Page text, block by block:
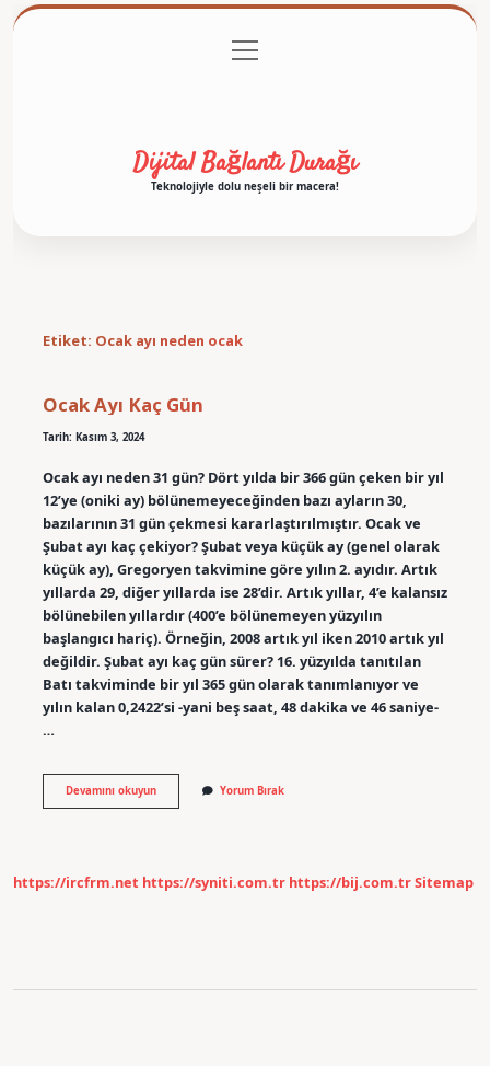
Gizlilik Politikası
menüyü
aç
Dijital Bağlantı Durağı
Teknolojiyle dolu neşeli bir macera!
Etiket: Ocak ayı neden ocak
Ocak Ayı Kaç Gün
Tarih: Kasım 3, 2024
Ocak ayı neden 31 gün? Dört yılda bir 366 gün çeken bir yıl
12’ye (oniki ay) bölünemeyeceğinden bazı ayların 30,
bazılarının 31 gün çekmesi kararlaştırılmıştır. Ocak ve
Şubat ayı kaç çekiyor? Şubat veya küçük ay (genel olarak
küçük ay), Gregoryen takvimine göre yılın 2. ayıdır. Artık
yıllarda 29, diğer yıllarda ise 28’dir. Artık yıllar, 4’e kalansız
bölünebilen yıllardır (400’e bölünemeyen yüzyılın
başlangıcı hariç). Örneğin, 2008 artık yıl iken 2010 artık yıl
değildir. Şubat ayı kaç gün sürer? 16. yüzyılda tanıtılan
Batı takviminde bir yıl 365 gün olarak tanımlanıyor ve
yılın kalan 0,2422’si -yani beş saat, 48 dakika ve 46 saniye-
…
Devamını okuyunOcak
Ayı
Yorum Bırak
https://ircfrm.net https://syniti.com.tr https://bij.com.trSitemap